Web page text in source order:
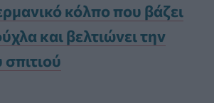
κόλπο που βάζει
και βελτιώνει την
σπιτιού